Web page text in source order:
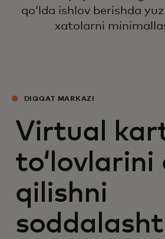
qoʻlda ishlov berishda
xatolarni
DIQQAT MARKAZI
Virtual
toʻlovlarini
qilishni